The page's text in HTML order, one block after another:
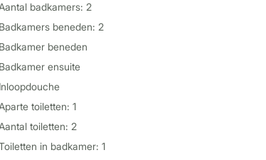
badkamers: 2
Badkamers beneden: 2
Badkamer beneden
Badkamer ensuite
Inloopdouche
toiletten: 1
toiletten: 2
in badkamer: 1